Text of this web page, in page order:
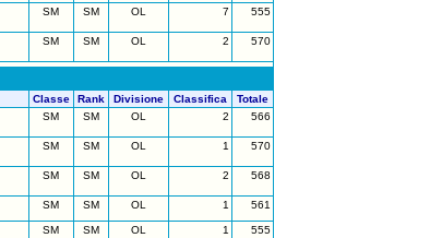
SM SM OL 7 555
SM SM OL 2 570
Classe Rank Divisione Classifica
Totale
SM SM OL 2 566
SM SM OL 1 570
SM SM OL 2 568
SM SM OL 1 561
SM SM OL 1 555